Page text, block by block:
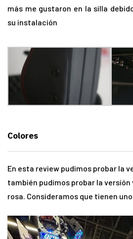
más me gustaron en la silla
su instalación
Colores
En esta review pudimos probar la
también pudimos probar la versión
rosa. Consideramos que tienen